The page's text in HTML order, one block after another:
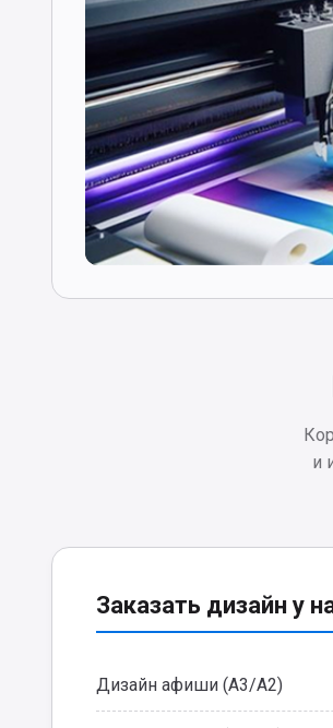
и
Заказать дизайн у
Дизайн афиши (А3/А2)